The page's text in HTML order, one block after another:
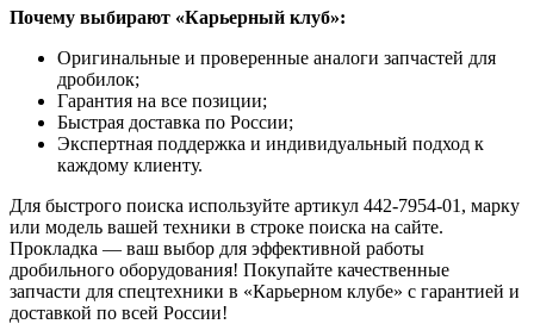
Почему выбирают «Карьерный клуб»:
Оригинальные и проверенные аналоги запчастей для
дробилок;
Гарантия на все позиции;
Быстрая доставка по России;
Экспертная поддержка и индивидуальный подход к
каждому клиенту.
Для быстрого поиска используйте артикул 442-7954-01, марку
или модель вашей техники в строке поиска на сайте.
Прокладка — ваш выбор для эффективной работы
дробильного оборудования! Покупайте качественные
запчасти для спецтехники в «Карьерном клубе» с гарантией и
доставкой по всей России!